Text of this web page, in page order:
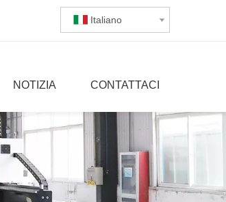
Italiano
NOTIZIA CONTATTACI